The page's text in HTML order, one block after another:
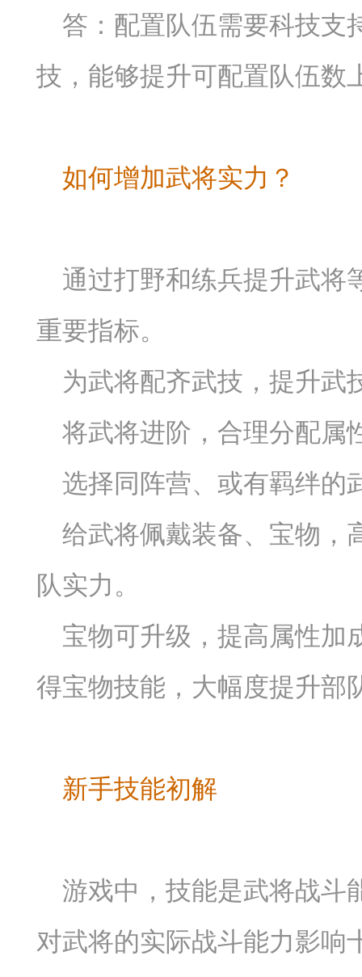
答：配置队伍需要科技支
技，能够提升可配置队伍数
如何增加武将实力？
通过打野和练兵提升武将
重要指标。
为武将配齐武技，提升武
将武将进阶，合理分配属
选择同阵营、或有羁绊的
给武将佩戴装备、宝物，
队实力。
宝物可升级，提高属性加
得宝物技能，大幅度提升部
新手技能初解
游戏中，技能是武将战斗
对武将的实际战斗能力影响